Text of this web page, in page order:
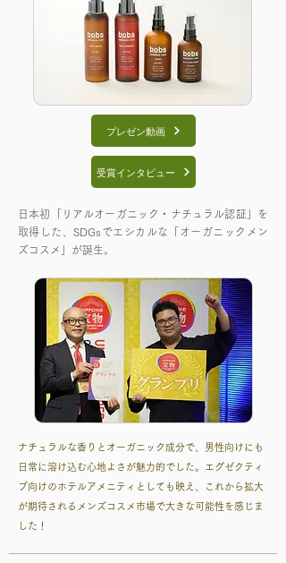
プレゼン動画
受賞インタビュー
日本初「リアルオーガニック・ナチュラル認証」を
取得した、SDGsでエシカルな「オーガニックメン
ズコスメ」が誕生。
ナチュラルな香りとオーガニック成分で、男性向けにも
日常に溶け込む心地よさが魅力的でした。エグゼクティ
ブ向けのホテルアメニティとしても映え、これから拡大
が期待されるメンズコスメ市場で大きな可能性を感じま
した！